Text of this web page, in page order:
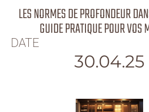
LES NORMES DE PROFONDEUR
GUIDE PRATIQUE POUR VOS
DATE
30.04.25